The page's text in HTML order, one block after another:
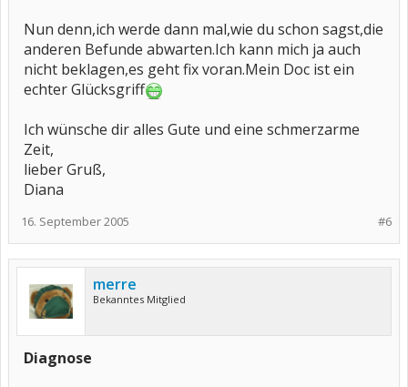
Nun denn,ich werde dann mal,wie du schon sagst,die
anderen Befunde abwarten.Ich kann mich ja auch
nicht beklagen,es geht fix voran.Mein Doc ist ein
echter Glücksgriff
Ich wünsche dir alles Gute und eine schmerzarme
Zeit,
lieber Gruß,
Diana
#6
16. September 2005
merre
Bekanntes Mitglied
Diagnose